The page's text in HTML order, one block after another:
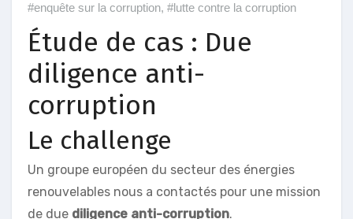
#enquête sur la corruption, #lutte contre la corruption
Étude de cas : Due
diligence anti-
corruption
Le challenge
Un groupe européen du secteur des énergies
renouvelables nous a contactés pour une mission
de due diligence anti-corruption.